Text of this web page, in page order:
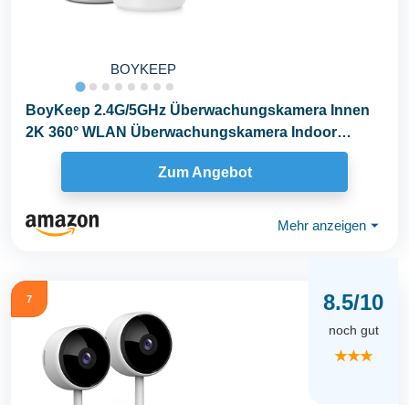
BOYKEEP
BoyKeep 2.4G/5GHz Überwachungskamera Innen
2K 360° WLAN Überwachungskamera Indoor
Hundekamera mit...
Zum Angebot
Mehr anzeigen ⏷
7 8.5/10
noch gut
★★★